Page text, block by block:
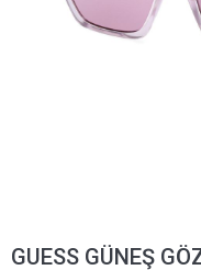
GUESS GÜNEŞ